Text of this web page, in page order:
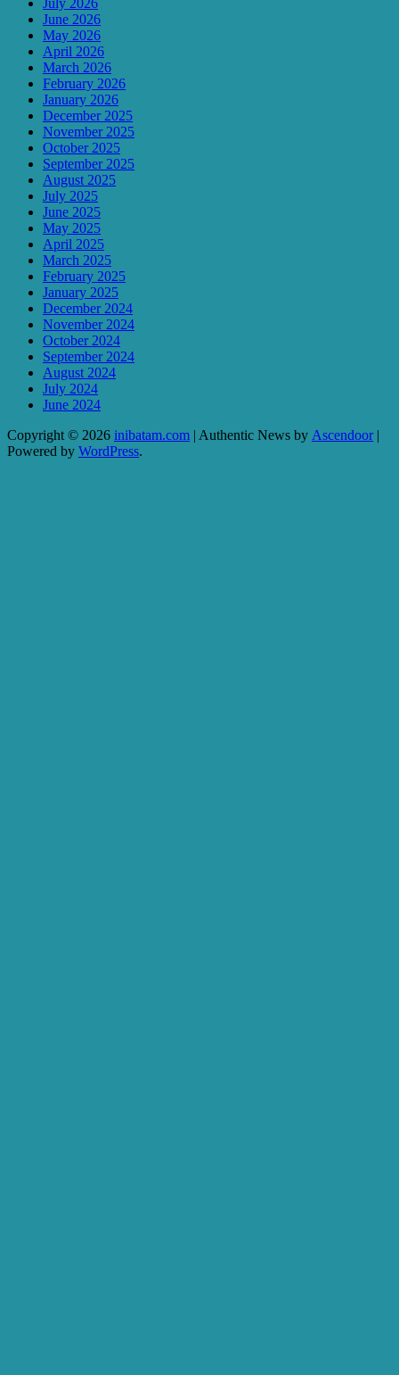
June 2026
May 2026
April 2026
March 2026
February 2026
January 2026
December 2025
November 2025
October 2025
September 2025
August 2025
July 2025
June 2025
May 2025
April 2025
March 2025
February 2025
January 2025
December 2024
November 2024
October 2024
September 2024
August 2024
July 2024
June 2024
Copyright © 2026 inibatam.com | Authentic News by Ascendoor|
Powered by WordPress.